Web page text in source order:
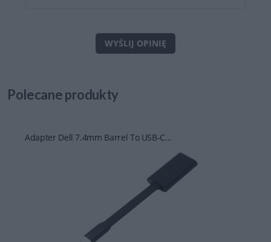
WYŚLIJ OPINIĘ
Polecaneprodukty
Adapter Dell 7.4mm Barrel To USB-C...